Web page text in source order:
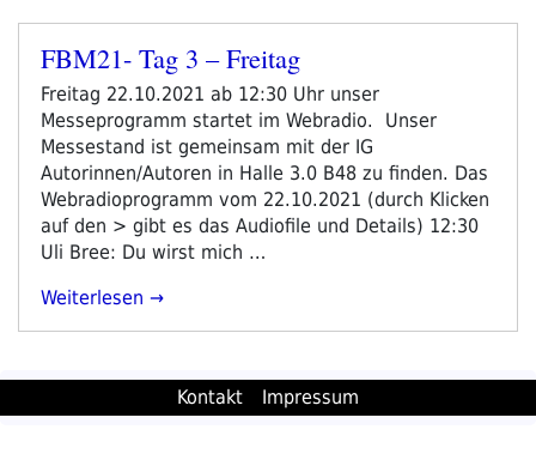
Veröffentlicht
FBM21- Tag 3 – Freitag
Freitag 22.10.2021 ab 12:30 Uhr unser
Messeprogramm startet im Webradio. Unser
Messestand ist gemeinsam mit der IG
Autorinnen/Autoren in Halle 3.0 B48 zu finden. Das
Webradioprogramm vom 22.10.2021 (durch Klicken
auf den > gibt es das Audiofile und Details) 12:30
Uli Bree: Du wirst mich …
„FBM21-
–
Weiterlesen
Kontakt Impressum